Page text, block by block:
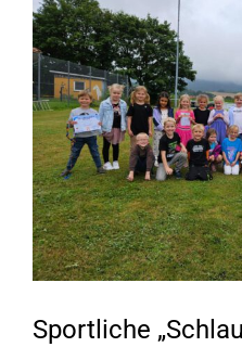
grösseres
Bild
Sportliche